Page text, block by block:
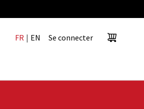
FR | EN Se connecter
Panier